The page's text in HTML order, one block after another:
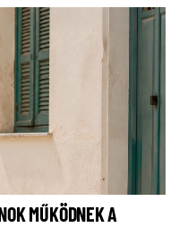
MŰKÖDNEK A